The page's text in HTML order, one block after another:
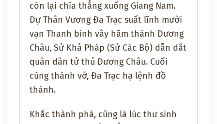
còn lại chĩa thẳng xuống Giang Nam.
Dự Thân Vương Đa Trạc suất lĩnh mười
vạn Thanh binh vây hãm thành Dương
Châu, Sử Khả Pháp (Sử Các Bộ) dẫn dắt
quân dân tử thủ Dương Châu. Cuối
cùng thành vỡ, Đa Trạc hạ lệnh đồ
thành.
Khắc thành phá, cũng là lúc thư sinh